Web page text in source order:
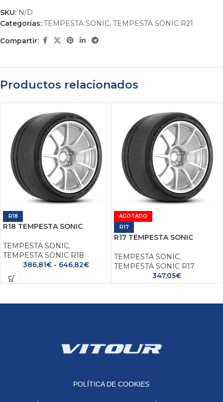
SKU: N/D
Categorías: TEMPESTA SONIC, TEMPESTA SONIC R21
Compartir:
Productos relacionados
R18
R18 TEMPESTA SONIC
TEMPESTA SONIC,
TEMPESTA SONIC R18
386,81€ - 646,82€
AGOTADO
R17
R17 TEMPESTA SONIC
TEMPESTA SONIC,
TEMPESTA SONIC R17
347,05€
POLÍTICA DE COOKIES